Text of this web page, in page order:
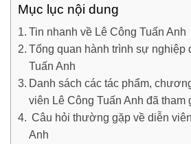
Mục lục nội dung
Tin nhanh về Lê Công Tuấn Anh
Tổng quan hành trình sự nghiệp
Tuấn Anh
Danh sách các tác phẩm,
viên Lê Công Tuấn Anh đã tham
Câu hỏi thường gặp về diễn
Anh